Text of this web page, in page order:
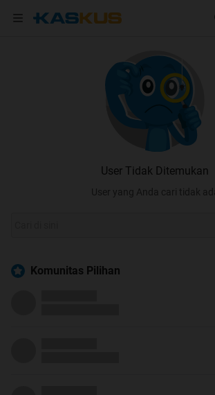
User Tidak Ditemukan
User yang Anda cari tidak
Komunitas Pilihan